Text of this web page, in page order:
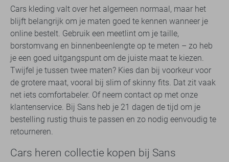
Cars kleding valt over het algemeen normaal, maar het
blijft belangrijk om je maten goed te kennen wanneer je
online bestelt. Gebruik een meetlint om je taille,
borstomvang en binnenbeenlengte op te meten – zo heb
je een goed uitgangspunt om de juiste maat te kiezen.
Twijfel je tussen twee maten? Kies dan bij voorkeur voor
de grotere maat, vooral bij slim of skinny fits. Dat zit vaak
net iets comfortabeler. Of neem contact op met onze
klantenservice. Bij Sans heb je 21 dagen de tijd om je
bestelling rustig thuis te passen en zo nodig eenvoudig te
retourneren.
Cars heren collectie kopen bij Sans